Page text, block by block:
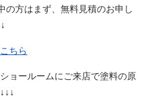
の方はまず、無料見積のお申し
ちら
ョールームにご来店で塗料の原